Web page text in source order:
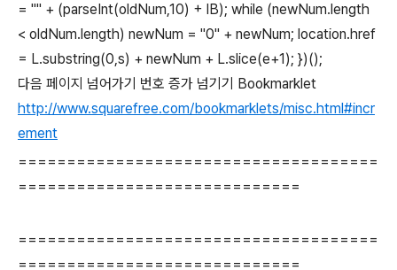
= "" + (parseInt(oldNum,10) + IB); while (newNum.length
< oldNum.length) newNum = "0" + newNum; location.href
= L.substring(0,s) + newNum + L.slice(e+1); })();
다음 페이지 넘어가기 번호 증가 넘기기 Bookmarklet
http://www.squarefree.com/bookmarklets/misc.html#incr
ement
=====================================
=============================
=====================================
=============================